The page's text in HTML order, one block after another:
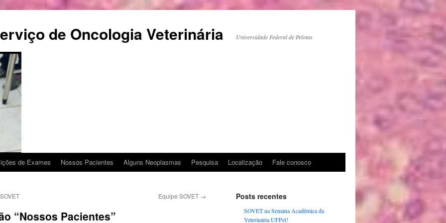
de Oncologia Veterinária Universidade Federal de Pelotas
de Exames Nossos Pacientes Alguns Neoplasmas Pesquisa Localização Fale conosco
Equipe SOVET →
“Nossos Pacientes”
Posts recentes
SOVET na Semana Acadêmica da
Veterinária UFPel!